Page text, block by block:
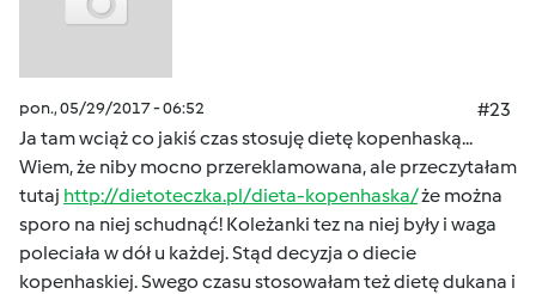
pon., 05/29/2017 - 06:52
#23
Ja tam wciąż co jakiś czas stosuję dietę kopenhaską...
Wiem, że niby mocno przereklamowana, ale przeczytałam
tutaj http://dietoteczka.pl/dieta-kopenhaska/że można
sporo na niej schudnąć! Koleżanki tez na niej były i waga
poleciała w dół u każdej. Stąd decyzja o diecie
kopenhaskiej. Swego czasu stosowałam też dietę dukana i